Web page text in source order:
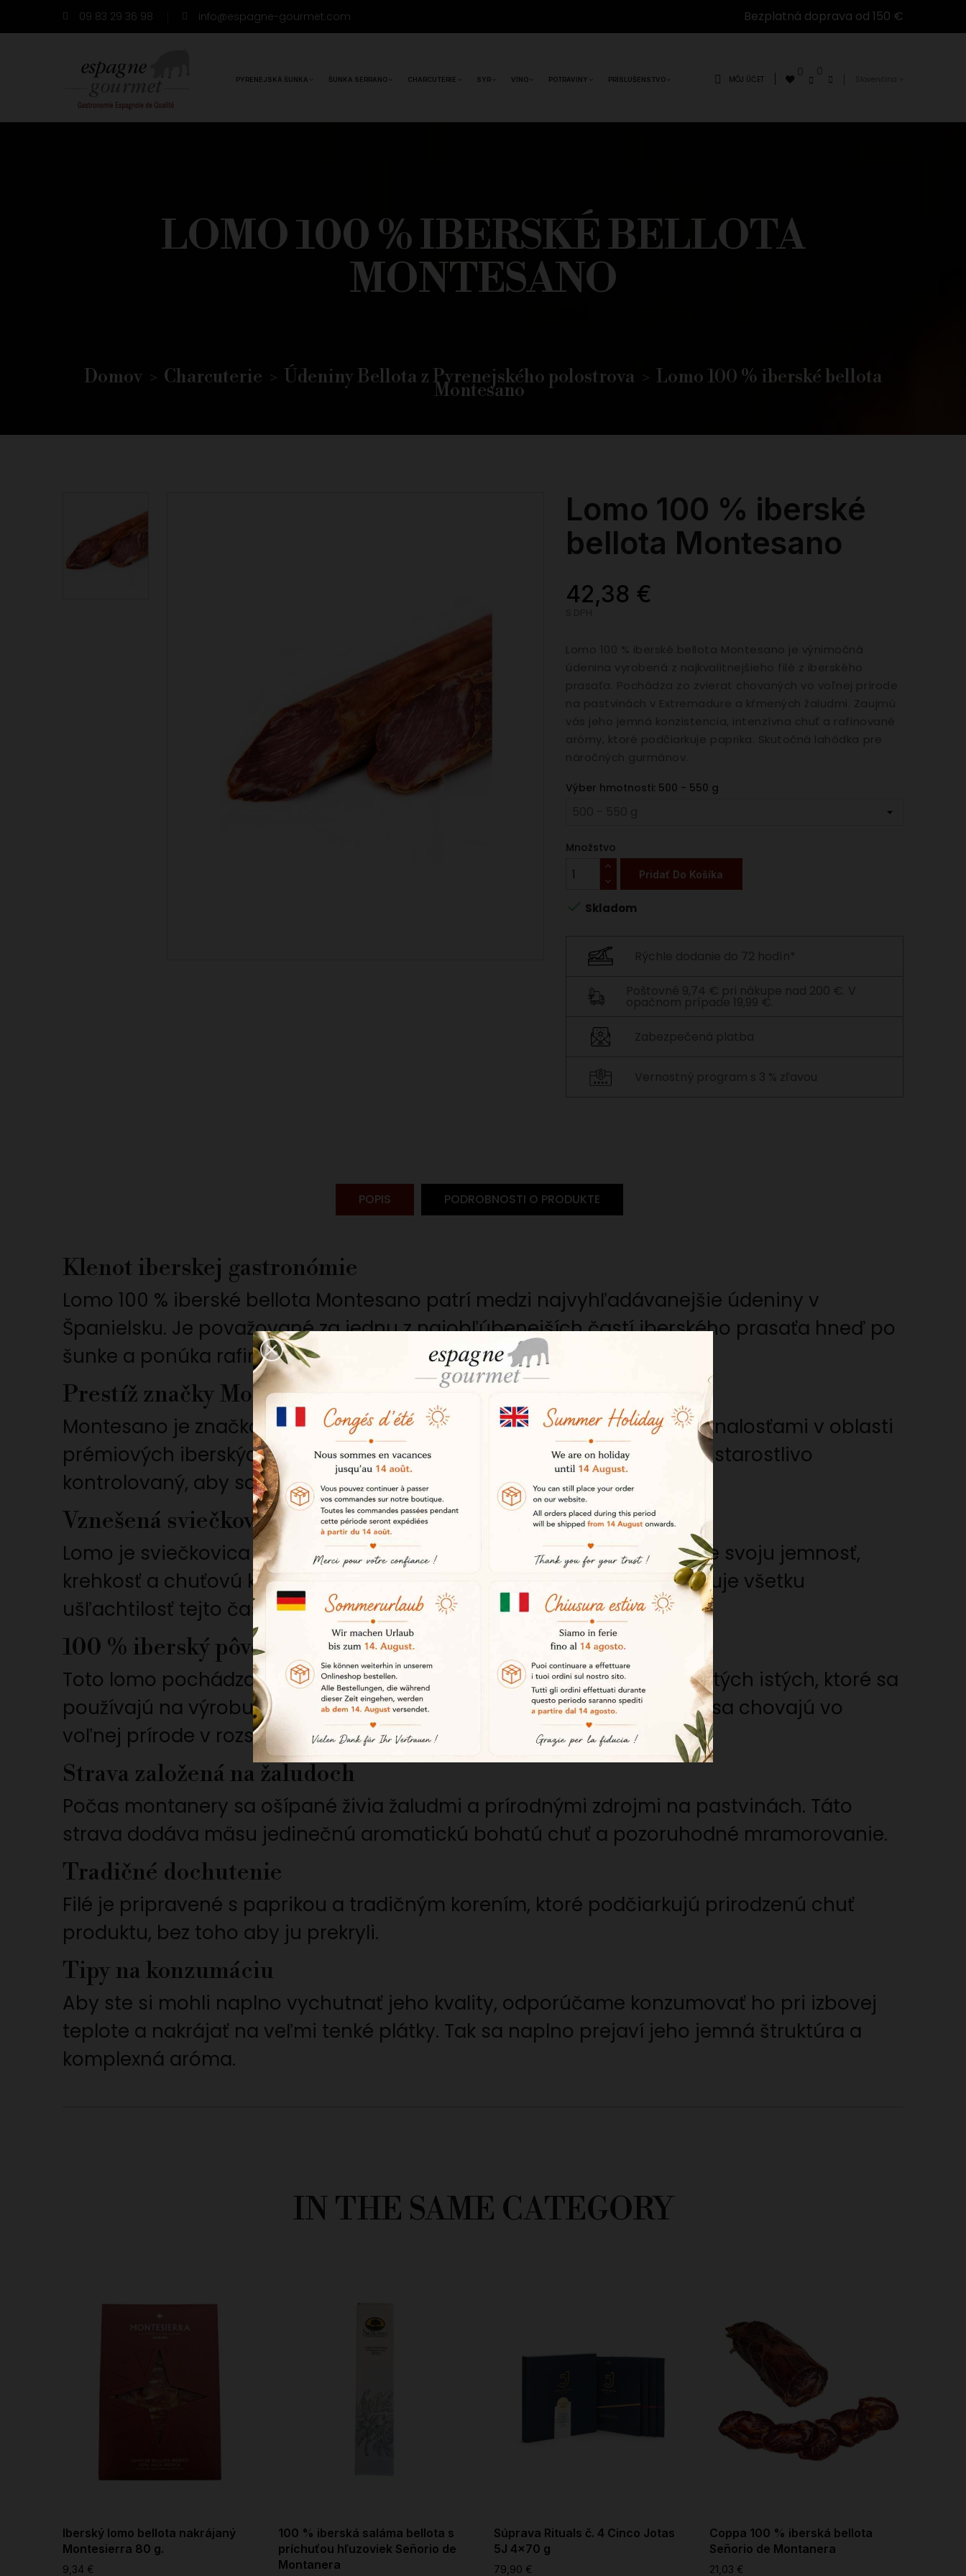
09 83 29 36 98 info@espagne-gourmet.com Bezplatná doprava od 150 €
PYRENEJSKÁ ŠUNKA ŠUNKA SERRANO CHARCUTERIE SYR VÍNO POTRAVINY PRÍSLUŠENSTVO MÔJ ÚČET
LOMO 100 % IBERSKÉ BELLOTA
MONTESANO
Domov Charcuterie Údeniny Bellota z Pyrenejského polostrova Lomo 100 % iberské bellota
Montesano
Lomo 100 % iberské
bellota Montesano
42,38 €
Výber hmotnosti: 500 - 550 g
Množstvo
Pridať Do Košíka
 Skladom
POPIS PODROBNOSTI O PRODUKTE
Klenot iberskej gastronómie
Lomo 100 % iberské bellota Montesano patrí medzi najvyhľadávanejšie údeniny v
Španielsku. Je považované za jednu z najobľúbenejších častí iberského prasaťa hneď po
šunke a ponúka rafinovanú a intenzívnu chuť.
Prestíž značky Montesano
Montesano je značka známa svojimi vysokými nárokmi a odbornými znalosťami v oblasti
prémiových iberských produktov. Od chovu až po zrenie je každý krok starostlivo
kontrolovaný, aby sa dosiahli výnimočné produkty.
Vznešená sviečkovica z iberského prasaťa
Lomo je sviečkovica z bravčového mäsa, ktorá je obľúbená najmä pre svoju jemnosť,
krehkosť a chuťovú kvalitu. Sušená ako veľké tradičné údeniny, odhaľuje všetku
ušľachtilosť tejto časti.
100 % iberský pôvod bellota
Toto lomo pochádza z najlepších ošípaných 100 % iberského pôvodu, tých istých, ktoré sa
používajú na výrobu vynikajúcich šuniek pata negra bellota. Zvieratá sa chovajú vo
voľnej prírode v rozsiahlych dubových lesoch v Extremadure.
Strava založená na žaludoch
Počas montanery sa ošípané živia žaludmi a prírodnými zdrojmi na pastvinách. Táto
strava dodáva mäsu jedinečnú aromatickú bohatú chuť a pozoruhodné mramorovanie.
Tradičné dochutenie
Filé je pripravené s paprikou a tradičným korením, ktoré podčiarkujú prirodzenú chuť
produktu, bez toho aby ju prekryli.
Tipy na konzumáciu
Aby ste si mohli naplno vychutnať jeho kvality, odporúčame konzumovať ho pri izbovej
teplote a nakrájať na veľmi tenké plátky. Tak sa naplno prejaví jeho jemná štruktúra a
komplexná aróma.
IN THE SAME CATEGORY
Iberský lomo bellota nakrájaný
Montesierra 80 g.
9,34 €
100 % iberská saláma bellota s
príchuťou hľuzoviek Señorio de
Montanera
Súprava Rituals č. 4 Cinco Jotas
5J 4x70 g
79,90 €
Coppa 100 % iberská bellota
Señorio de Montanera
21,03 €